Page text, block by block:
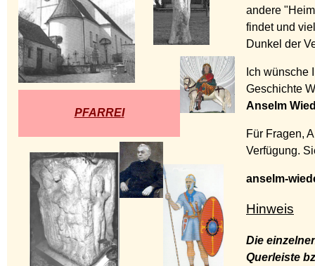
andere
findet und
Dunkel der
Ich wünsche
Geschichte
Anselm
Für Fragen,
Verfügung.
anselm-
Hinweis
Die
Querleiste
PFARREI